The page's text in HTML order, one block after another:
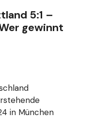
5:1 –
gewinnt
in München